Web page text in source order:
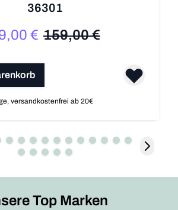
36301
Sonderpreis
€ Regulärer Preis
159,00 €
versandkostenfrei ab 20€
Top Marken